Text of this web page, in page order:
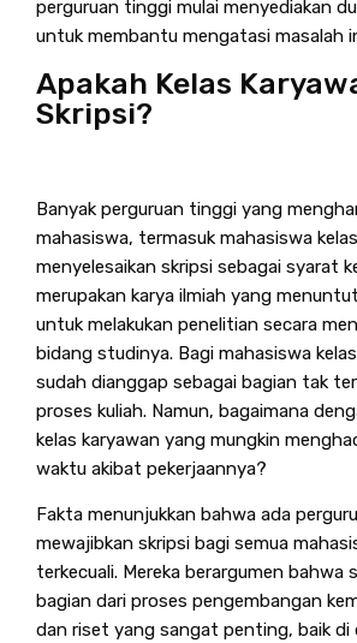
perguruan tinggi mulai menyediakan
untuk membantu mengatasi masalah
Apakah Kelas
Skripsi?
Banyak perguruan tinggi yang
mahasiswa, termasuk mahasiswa
menyelesaikan skripsi sebagai syarat
merupakan karya ilmiah yang
untuk melakukan penelitian secara
bidang studinya. Bagi mahasiswa
sudah dianggap sebagai bagian tak
proses kuliah. Namun, bagaimana
kelas karyawan yang mungkin
waktu akibat pekerjaannya?
Fakta menunjukkan bahwa ada
mewajibkan skripsi bagi semua
terkecuali. Mereka berargumen bahwa
bagian dari proses pengembangan
dan riset yang sangat penting, baik di